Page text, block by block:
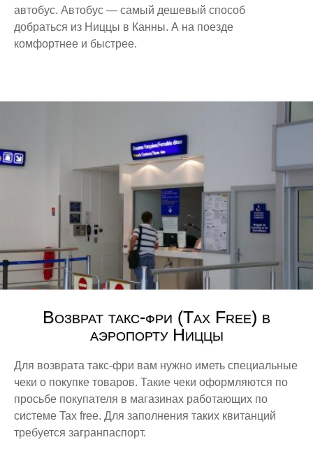
автобус. Автобус — самый дешевый способ
добраться из Ниццы в Канны. А на поезде
комфортнее и быстрее.
Возврат такс-фри (Tax Free) в
аэропорту Ниццы
Для возврата такс-фри вам нужно иметь специальные
чеки о покупке товаров. Такие чеки оформляются по
просьбе покупателя в магазинах работающих по
системе Tax free. Для заполнения таких квитанций
требуется загранпаспорт.